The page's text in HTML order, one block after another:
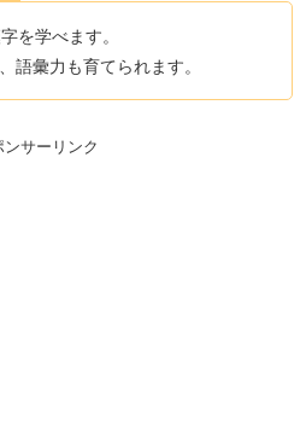
を学べます。
語彙力も育てられます。
ンサーリンク